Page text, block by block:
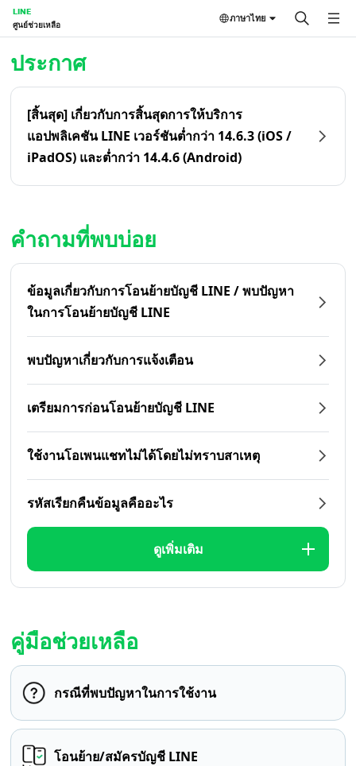
LINE
ศูนย์ช่วยเหลือ
ภาษาไทย
ประกาศ
[สิ้นสุด] เกี่ยวกับการสิ้นสุดการให้บริการ
แอปพลิเคชัน LINE เวอร์ชันต่ำกว่า 14.6.3 (iOS /
iPadOS) และต่ำกว่า 14.4.6 (Android)
คำถามที่พบบ่อย
ข้อมูลเกี่ยวกับการโอนย้ายบัญชี LINE / พบปัญหา
ในการโอนย้ายบัญชี LINE
พบปัญหาเกี่ยวกับการแจ้งเตือน
เตรียมการก่อนโอนย้ายบัญชี LINE
ใช้งานโอเพนแชทไม่ได้โดยไม่ทราบสาเหตุ
รหัสเรียกคืนข้อมูลคืออะไร
ดูเพิ่มเติม
คู่มือช่วยเหลือ
กรณีที่พบปัญหาในการใช้งาน
โอนย้าย/สมัครบัญชี LINE